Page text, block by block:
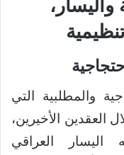
واليسار،
والمطلبية التي
العقدين الأخيرين،
العراقي